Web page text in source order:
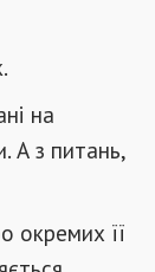
на
А з питань,
окремих її